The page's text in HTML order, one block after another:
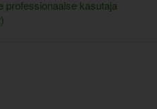
professionaalse kasutaja